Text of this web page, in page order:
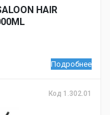
HAIR
Подробнее
Код 1.302.01